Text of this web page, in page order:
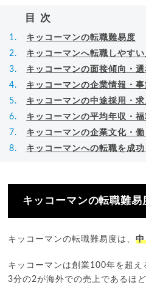
目次
キッコーマンの転職難易度
キッコーマンへ転職しやす
キッコーマンの面接傾向・
キッコーマンの企業情報・
キッコーマンの中途採用・求
キッコーマンの平均年収・
キッコーマンの企業文化・
キッコーマンへの転職を成
キッコーマンの転職難易
キッコーマンの転職難易度は、
キッコーマンは創業100年を超
3分の2が海外での売上であるほ